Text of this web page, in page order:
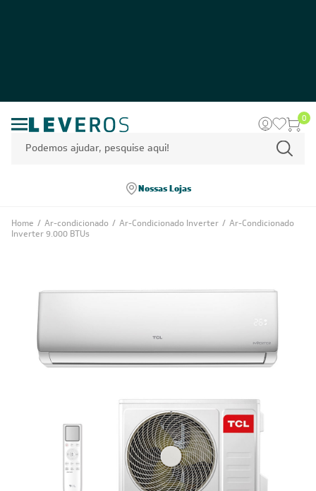
0
Nossas Lojas
Home / Ar-condicionado / Ar-Condicionado Inverter / Ar-Condicionado
Inverter 9.000 BTUs